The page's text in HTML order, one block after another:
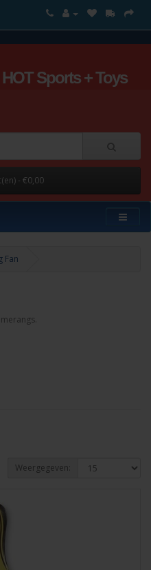
HOT Sports + Toys
- €0,00
Fan
Weergegeven: